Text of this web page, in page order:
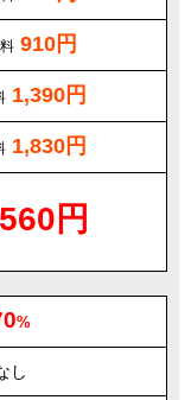
910円
1,390円
1,830円
円
%
し